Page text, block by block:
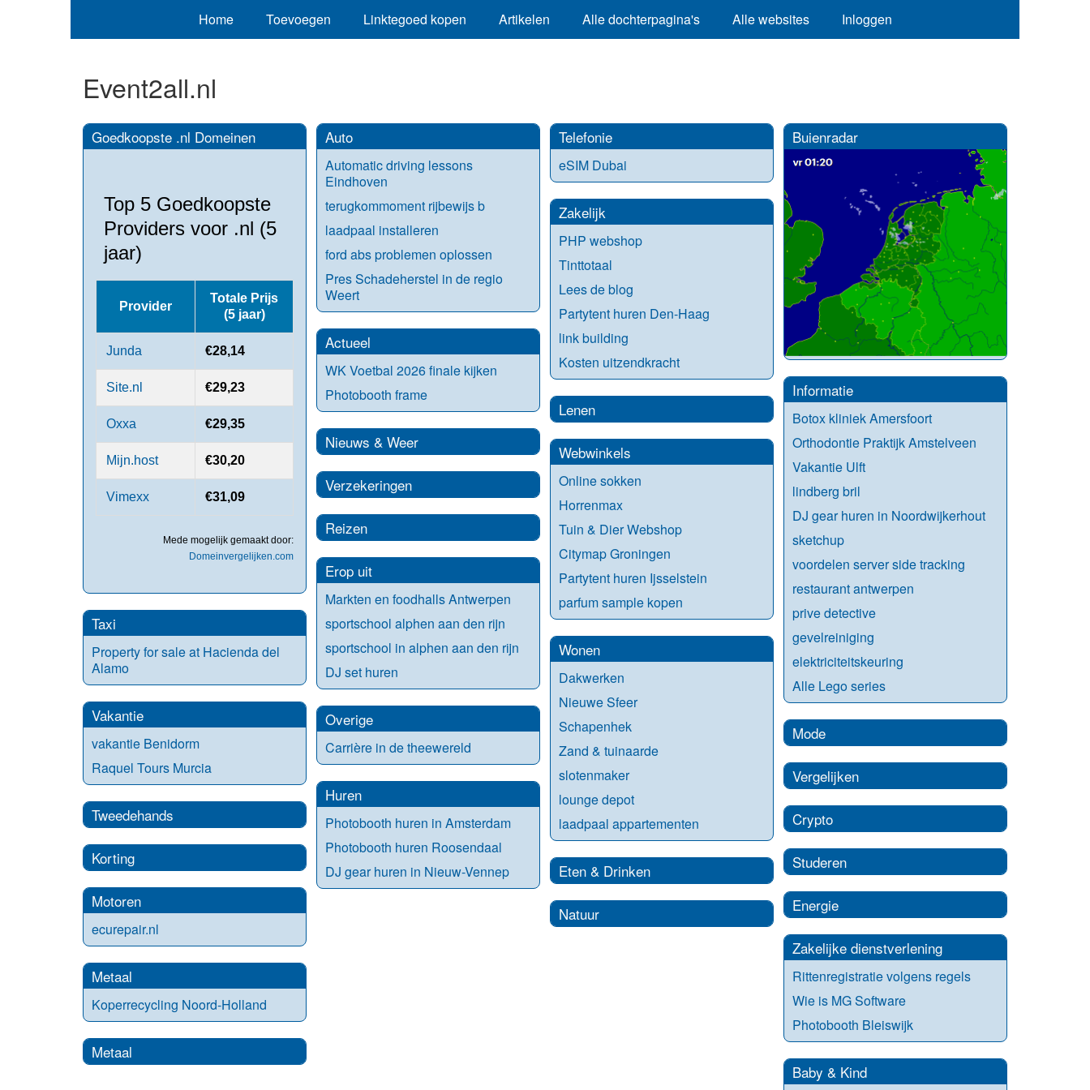
Home Toevoegen Linktegoed kopen Artikelen Alle dochterpagina's Alle websites Inloggen
Event2all.nl
Goedkoopste .nl Domeinen
Top 5 Goedkoopste
Providers voor .nl (5
jaar)
Provider
Totale Prijs
(5 jaar)
Junda €28,14
Site.nl €29,23
Oxxa €29,35
Mijn.host €30,20
Vimexx €31,09
Mede mogelijk gemaakt door:
Domeinvergelijken.com
Taxi
Property for sale at Hacienda del
Alamo
Vakantie
vakantie Benidorm
Raquel Tours Murcia
Tweedehands
Korting
Motoren
ecurepair.nl
Metaal
Koperrecycling Noord-Holland
Metaal
Auto
Automatic driving lessons
Eindhoven
terugkommoment rijbewijs b
laadpaal installeren
ford abs problemen oplossen
Pres Schadeherstel in de regio
Weert
Actueel
WK Voetbal 2026 finale kijken
Photobooth frame
Nieuws & Weer
Verzekeringen
Reizen
Erop uit
Markten en foodhalls Antwerpen
sportschool alphen aan den rijn
sportschool in alphen aan den rijn
DJ set huren
Overige
Carrière in de theewereld
Huren
Photobooth huren in Amsterdam
Photobooth huren Roosendaal
DJ gear huren in Nieuw-Vennep
Telefonie
eSIM Dubai
Zakelijk
PHP webshop
Tinttotaal
Lees de blog
Partytent huren Den-Haag
link building
Kosten uitzendkracht
Lenen
Webwinkels
Online sokken
Horrenmax
Tuin & Dier Webshop
Citymap Groningen
Partytent huren Ijsselstein
parfum sample kopen
Wonen
Dakwerken
Nieuwe Sfeer
Schapenhek
Zand & tuinaarde
slotenmaker
lounge depot
laadpaal appartementen
Eten & Drinken
Natuur
Buienradar
Informatie
Botox kliniek Amersfoort
Orthodontie Praktijk Amstelveen
Vakantie Ulft
lindberg bril
DJ gear huren in Noordwijkerhout
sketchup
voordelen server side tracking
restaurant antwerpen
prive detective
gevelreiniging
elektriciteitskeuring
Alle Lego series
Mode
Vergelijken
Crypto
Studeren
Energie
Zakelijke dienstverlening
Rittenregistratie volgens regels
Wie is MG Software
Photobooth Bleiswijk
Baby & Kind